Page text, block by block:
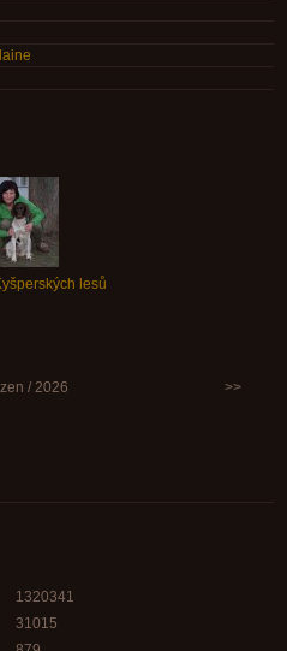
lesů
/ 2026 >>
1320341
31015